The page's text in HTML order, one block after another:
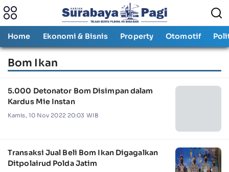
Home Ekonomi & Bisnis Property Otomotif
Bom Ikan
5.000 Detonator Bom Disimpan dalam
Kardus Mie Instan
Kamis, 10 Nov 2022 20:03 WIB
Transaksi Jual Beli Bom Ikan Digagalkan
Ditpolairud Polda Jatim